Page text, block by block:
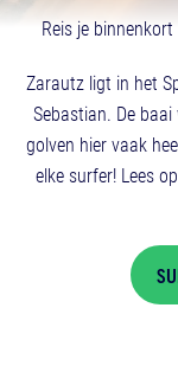
Reis je
Zarautz ligt in het
Sebastian. De
golven hier vaak
elke surfer! Lees